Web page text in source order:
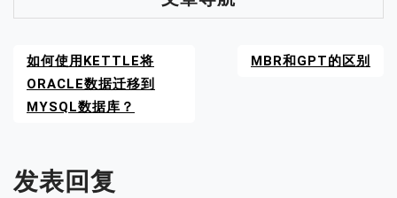
如何使用KETTLE将
ORACLE数据迁移到
MYSQL数据库？
MBR和GPT的区别
发表回复